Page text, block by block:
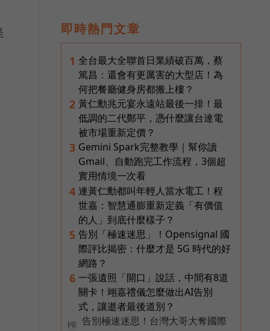
即時熱門文章
1 全台最大全聯首日業績破百萬，蔡
篤昌：還會有更厲害的大型店！為
何把餐廳健身房都搬上樓？
2 黃仁勳兆元宴永遠站最後一排！最
低調的二代鄭平，憑什麼讓台達電
被市場重新定價？
3 Gemini Spark完整教學｜幫你讀
Gmail、自動跑完工作流程，3個超
實用情境一次看
4 連黃仁勳都叫年輕人當水電工！程
世嘉：智慧通膨重新定義「有價值
的人」到底什麼樣子？
5 告別「極速迷思」！Opensignal 國
際評比揭密：什麼才是 5G 時代的好
網路？
6 一張遺照「開口」說話，中間有8道
關卡！翊嘉禮儀怎麼做出AI告別
式，讓逝者最後道別？
PR
告別極速迷思！台灣大哥大奪國際